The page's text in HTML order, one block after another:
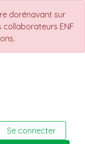
dorénavant sur
collaborateurs ENF
Se connecter